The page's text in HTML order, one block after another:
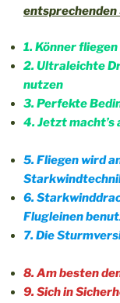
1. Könner
2. Ultraleichte
nutzen
3. Perfekte
4. Jetzt macht’s
5. Fliegen wird
6.
Flugleinen
7. Die
8. Am besten
9. Sich in